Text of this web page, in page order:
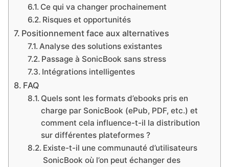
Ce qui va changer prochainement
Risques et opportunités
Positionnement face aux alternatives
Analyse des solutions existantes
Passage à SonicBook sans stress
Intégrations intelligentes
FAQ
Quels sont les formats d’ebooks pris en
charge par SonicBook (ePub, PDF, etc.) et
comment cela influence-t-il la distribution
sur différentes plateformes ?
Existe-t-il une communauté d’utilisateurs
SonicBook où l’on peut échanger des